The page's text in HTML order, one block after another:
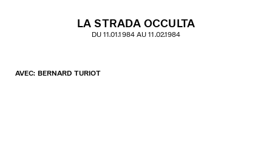
LA STRADA OCCULTA
DU 11.01.1984 AU 11.02.1984
AVEC: BERNARD TURIOT